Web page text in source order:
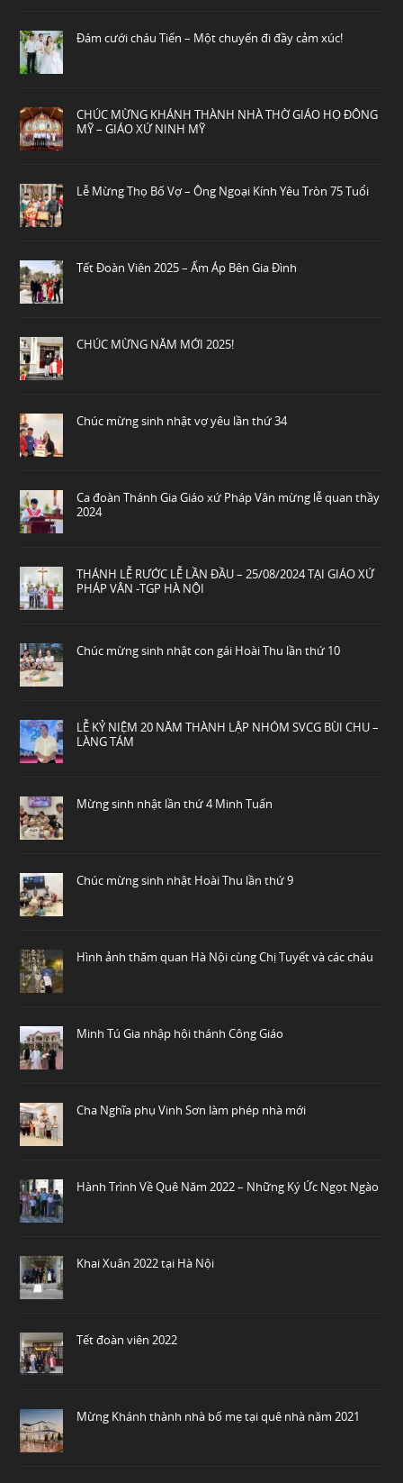
Đám cưới cháu Tiến – Một chuyến đi đầy cảm xúc!
CHÚC MỪNG KHÁNH THÀNH NHÀ THỜ GIÁO HỌ ĐÔNG
MỸ – GIÁO XỨ NINH MỸ
Lễ Mừng Thọ Bố Vợ – Ông Ngoại Kính Yêu Tròn 75 Tuổi
Tết Đoàn Viên 2025 – Ấm Áp Bên Gia Đình
CHÚC MỪNG NĂM MỚI 2025!
Chúc mừng sinh nhật vợ yêu lần thứ 34
Ca đoàn Thánh Gia Giáo xứ Pháp Vân mừng lễ quan thầy
2024
THÁNH LỄ RƯỚC LỄ LẦN ĐẦU – 25/08/2024 TẠI GIÁO XỨ
PHÁP VÂN -TGP HÀ NỘI
Chúc mừng sinh nhật con gái Hoài Thu lần thứ 10
LỄ KỶ NIỆM 20 NĂM THÀNH LẬP NHÓM SVCG BÙI CHU –
LÀNG TÁM
Mừng sinh nhật lần thứ 4 Minh Tuấn
Chúc mừng sinh nhật Hoài Thu lần thứ 9
Hình ảnh thăm quan Hà Nội cùng Chị Tuyết và các cháu
Minh Tú Gia nhập hội thánh Công Giáo
Cha Nghĩa phụ Vinh Sơn làm phép nhà mới
Hành Trình Về Quê Năm 2022 – Những Ký Ức Ngọt Ngào
Khai Xuân 2022 tại Hà Nội
Tết đoàn viên 2022
Mừng Khánh thành nhà bố mẹ tại quê nhà năm 2021